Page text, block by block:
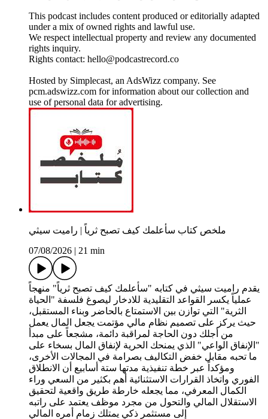
This podcast includes content produced or editorially adapted
under a mix of owned rights and lawful use.
We respect intellectual property and review any documented
rights inquiry.
Rights contact: hello@podcastrecord.co
Hosted by Simplecast, an AdsWizz company. See
pcm.adswizz.com for information about our collection and
use of personal data for advertising.
ملخص كتاب سأعلمك كيف تصبح ثرياً | راميت سيثي
07/08/2026 | 21 min
يقدم راميت سيثي في كتابه "سأعلمك كيف تصبح ثرياً" منهجاً
عملياً يكسر القواعد التقليدية للادخار ليصوغ فلسفة "الحياة
الثرية" التي توازن بين الاستمتاع بالحاضر وبناء المستقبل،
حيث يركز على تصميم نظام مالي مؤتمت يجعل المال يعمل
من أجلك دون الحاجة لمراقبة دائمة، مشجعاً على مبدأ
"الإنفاق الواعي" الذي يمنحك الحرية لإنفاق المال بسخاء على
ما تحبه مقابل خفض التكاليف بصرامة في المجالات الأخرى،
ومؤكداً عبر خطة تنفيذية مدتها ستة أسابيع أن الانطلاق
الفوري واتخاذ القرارات الاستثنائية أهم بكثير من السعي وراء
الكمال المعرفي، مما يجعله خارطة طريق واقعية لتحقيق
الاستقلال المالي والتحول من مجرد موظف يعتمد على راتبه
إلى مستثمر ذكي يمتلك زمام أمره المالي